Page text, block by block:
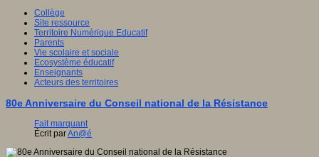
Collège
Site ressource
Territoire Numérique Educatif
Parents
Vie scolaire et sociale
Ecosystème éducatif
Enseignants
Acteurs des territoires
80e Anniversaire du Conseil national de la Résistance
Fait marquant
Écrit parAn@é